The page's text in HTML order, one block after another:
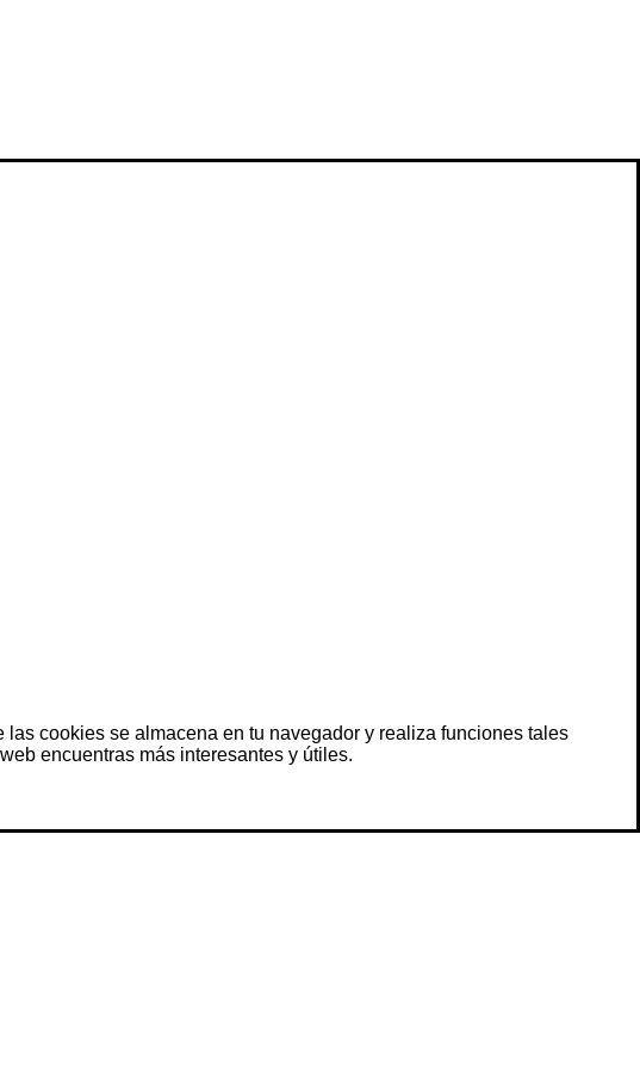
cookies se almacena en tu navegador y realiza funciones tales
encuentras más interesantes y útiles.